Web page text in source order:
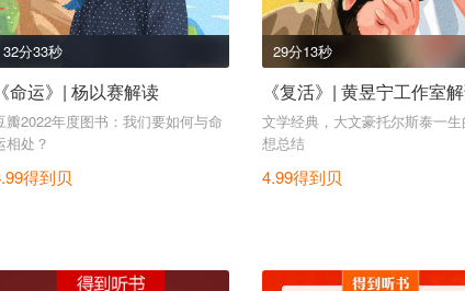
32分33秒
《命运》| 杨以赛解读
瓣2022年度图书：我们要如何与命
相处？
得到贝
29分13秒
《复活》| 黄昱宁工作室
文学经典，大文豪托尔斯泰一生
想总结
4.99得到贝